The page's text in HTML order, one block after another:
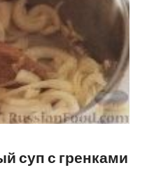
суп с гренками